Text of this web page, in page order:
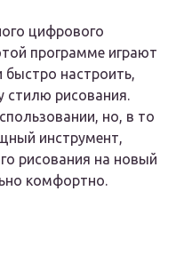
цифрового
программе играют
быстро настроить,
рисования.
но, в то
инструмент,
рисования на новый
комфортно.